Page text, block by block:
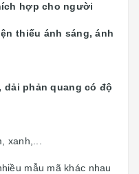
hợp cho người
thiếu ánh sáng, ánh
phản quang có độ
xanh,...
mẫu mã khác nhau